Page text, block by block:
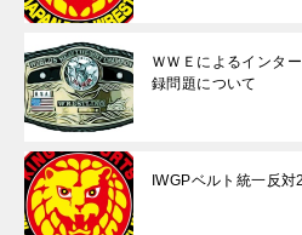
ＷＷＥによるインタ
録問題について
IWGPベルト統一反対2